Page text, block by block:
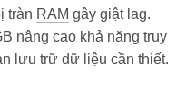
tràn RAM gây giật lag.
nâng cao khả năng truy
lưu trữ dữ liệu cần thiết.